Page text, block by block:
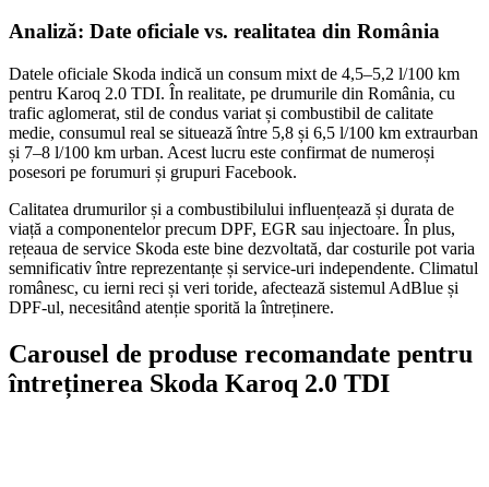
Analiză: Date oficiale vs. realitatea din România
Datele oficiale Skoda indică un consum mixt de 4,5–5,2 l/100 km
pentru Karoq 2.0 TDI. În realitate, pe drumurile din România, cu
trafic aglomerat, stil de condus variat și combustibil de calitate
medie, consumul real se situează între 5,8 și 6,5 l/100 km extraurban
și 7–8 l/100 km urban. Acest lucru este confirmat de numeroși
posesori pe forumuri și grupuri Facebook.
Calitatea drumurilor și a combustibilului influențează și durata de
viață a componentelor precum DPF, EGR sau injectoare. În plus,
rețeaua de service Skoda este bine dezvoltată, dar costurile pot varia
semnificativ între reprezentanțe și service-uri independente. Climatul
românesc, cu ierni reci și veri toride, afectează sistemul AdBlue și
DPF-ul, necesitând atenție sporită la întreținere.
Carousel de produse recomandate pentru
întreținerea Skoda Karoq 2.0 TDI